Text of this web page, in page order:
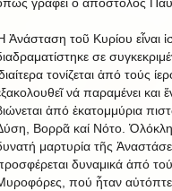
γράφει ὁ ἀπόστολος
Ἀνάσταση τοῦ Κυρίου εἶναι
σε
τονίζεται ἀπό τούς
νά παραμένει
ἀπό ἑκατομμύρια
Βορρᾶ καί Νότο.
μαρτυρία τῆς
δυναμικά ἀπό
πού ἦταν